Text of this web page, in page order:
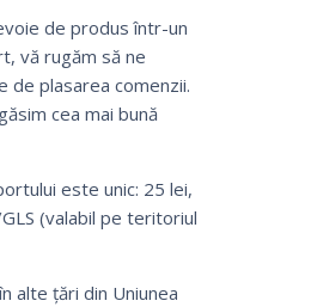
de produs într-un
vă rugăm să ne
de plasarea comenzii.
cea mai bună
este unic: 25 lei,
(valabil pe teritoriul
alte țări din Uniunea